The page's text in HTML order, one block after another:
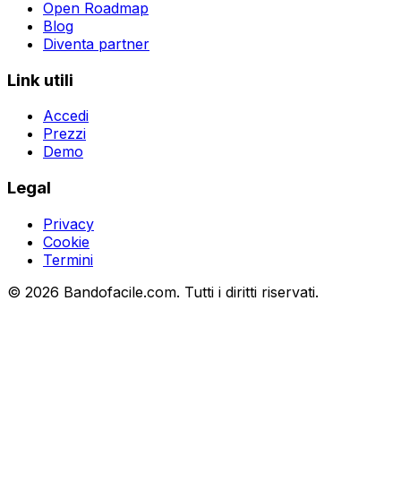
Open Roadmap
Blog
Diventa partner
Link utili
Accedi
Prezzi
Demo
Legal
Privacy
Cookie
Termini
© 2026 Bandofacile.com. Tutti i diritti riservati.